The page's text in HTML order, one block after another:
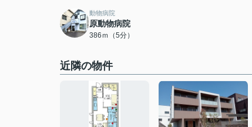
動物病院
原動物病院
386ｍ（5分）
近隣の物件